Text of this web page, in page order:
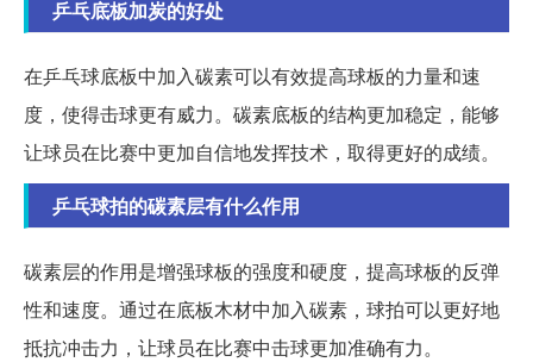
乒乓底板加炭的好处
在乒乓球底板中加入碳素可以有效提高球板的力量和速
度，使得击球更有威力。碳素底板的结构更加稳定，能够
让球员在比赛中更加自信地发挥技术，取得更好的成绩。
乒乓球拍的碳素层有什么作用
碳素层的作用是增强球板的强度和硬度，提高球板的反弹
性和速度。通过在底板木材中加入碳素，球拍可以更好地
抵抗冲击力，让球员在比赛中击球更加准确有力。